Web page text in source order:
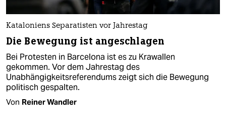
Kataloniens Separatisten vor Jahrestag
Die Bewegung ist angeschlagen
Bei Protesten in Barcelona ist es zu Krawallen
gekommen. Vor dem Jahrestag des
Unabhängigkeitsreferendums zeigt sich die Bewegung
politisch gespalten.
Von Reiner Wandler